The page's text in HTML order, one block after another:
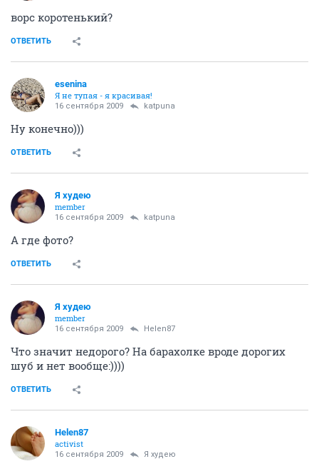
ворс коротенький?
ОТВЕТИТЬ
esenina
Я не тупая - я красивая!
16 сентября 2009 katpuna
Ну конечно)))
ОТВЕТИТЬ
Я худею
member
16 сентября 2009 katpuna
А где фото?
ОТВЕТИТЬ
Я худею
member
16 сентября 2009 Helen87
Что значит недорого? На барахолке вроде дорогих
шуб и нет вообще:))))
ОТВЕТИТЬ
Helen87
activist
16 сентября 2009 Я худею